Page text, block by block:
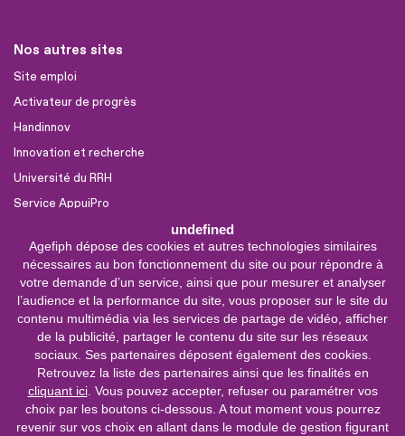
undefined
Agefiph dépose des cookies et autres technologies similaires
nécessaires au bon fonctionnement du site ou pour répondre à
votre demande d’un service, ainsi que pour mesurer et analyser
l’audience et la performance du site, vous proposer sur le site du
contenu multimédia via les services de partage de vidéo, afficher
de la publicité, partager le contenu du site sur les réseaux
sociaux. Ses partenaires déposent également des cookies.
Retrouvez la liste des partenaires ainsi que les finalités en
cliquant ici. Vous pouvez accepter, refuser ou paramétrer vos
choix par les boutons ci-dessous. A tout moment vous pourrez
revenir sur vos choix en allant dans le module de gestion figurant
Nos autres sites
Site emploi
Activateur de progrès
Handinnov
Innovation et recherche
Université du RRH
Service AppuiPro
Nous suivre
Youtube
Linkedin
Facebook
0 800 11 10 09
Service &
appel gratuits